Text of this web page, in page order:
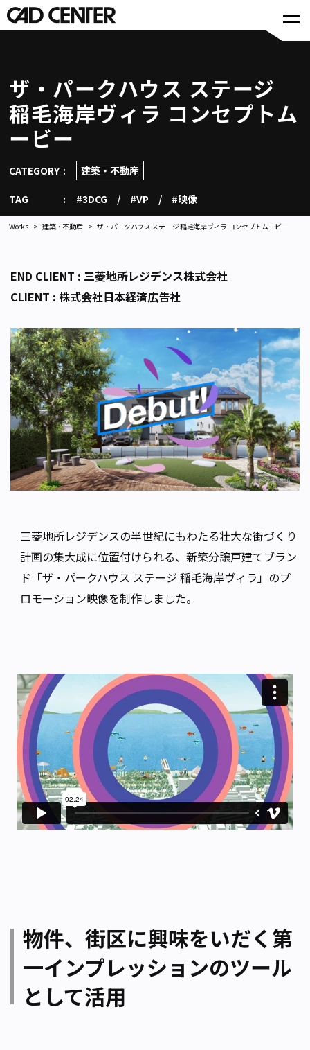
ザ・パークハウス ステージ
稲毛海岸ヴィラ コンセプトム
ービー
CATEGORY 建築・不動産
TAG #3DCG #VP #映像
Works 建築・不動産 ザ・パークハウス ステージ 稲毛海岸ヴィラ コンセプトムービー
END CLIENT : 三菱地所レジデンス株式会社
CLIENT : 株式会社日本経済広告社
三菱地所レジデンスの半世紀にもわたる壮大な街づくり
計画の集大成に位置付けられる、新築分譲戸建てブラン
ド「ザ・パークハウス ステージ 稲毛海岸ヴィラ」のプ
ロモーション映像を制作しました。
物件、街区に興味をいだく第
一インプレッションのツール
として活用